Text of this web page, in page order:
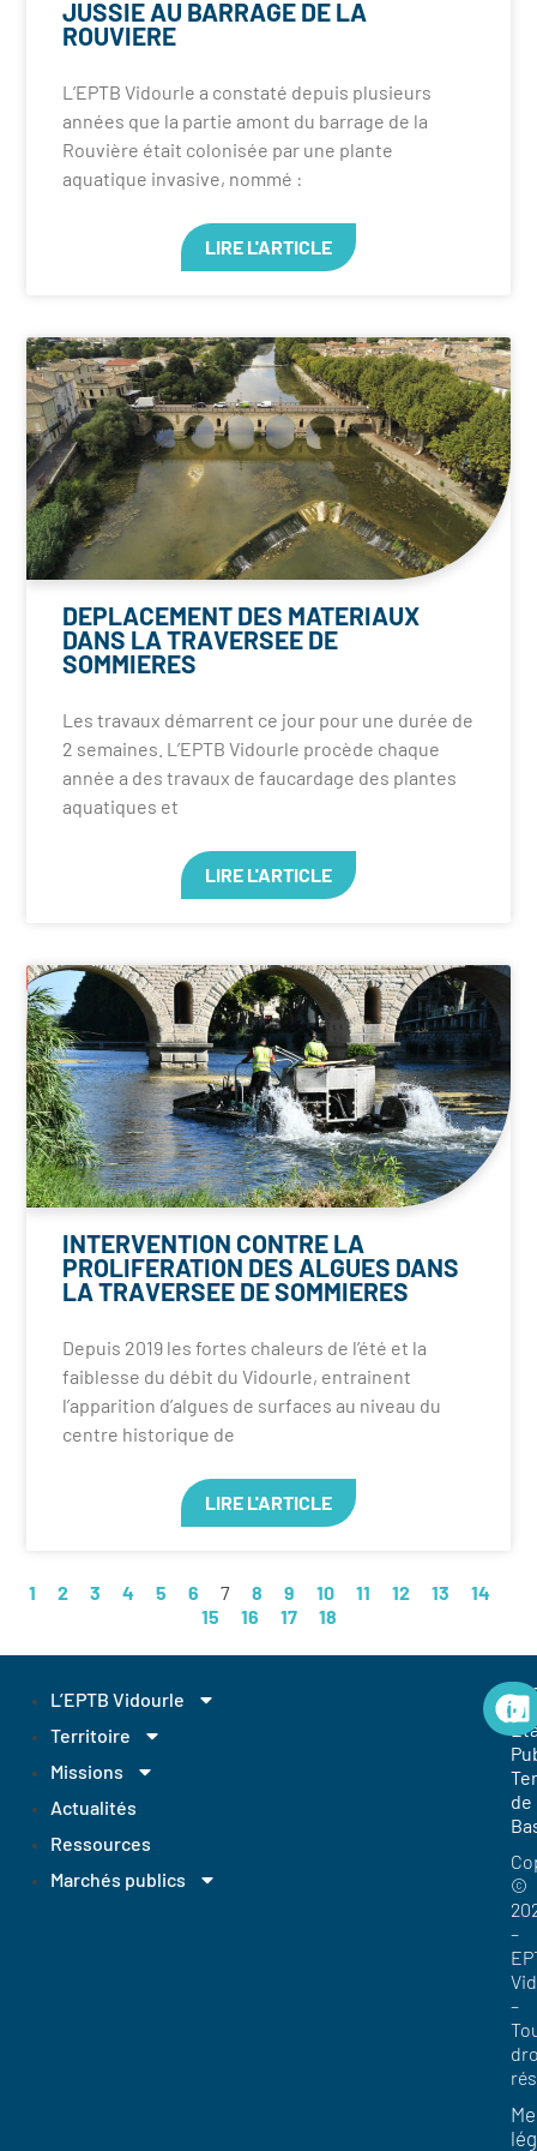
JUSSIE AU BARRAGE DE LA
ROUVIERE
L’EPTB Vidourle a constaté depuis plusieurs
années que la partie amont du barrage de la
Rouvière était colonisée par une plante
aquatique invasive, nommé :
LIRE L'ARTICLE
DEPLACEMENT DES MATERIAUX
DANS LA TRAVERSEE DE
SOMMIERES
Les travaux démarrent ce jour pour une durée de
2 semaines. L’EPTB Vidourle procède chaque
année a des travaux de faucardage des plantes
aquatiques et
LIRE L'ARTICLE
INTERVENTION CONTRE LA
PROLIFERATION DES ALGUES DANS
LA TRAVERSEE DE SOMMIERES
Depuis 2019 les fortes chaleurs de l’été et la
faiblesse du débit du Vidourle, entrainent
l’apparition d’algues de surfaces au niveau du
centre historique de
LIRE L'ARTICLE
1 2 3 4 5 6 7 8 9 10 11 12 13
14
15
16 17 18
L’EPTB Vidourle
Territoire
Missions
Actualités
Ressources
Marchés publics
de
©
–
–